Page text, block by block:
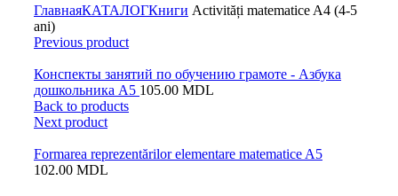
ГлавнаяКАТАЛОГКниги Activități matematice A4 (4-5
ani)
Previous product
Конспекты занятий по обучению грамоте - Азбука
дошкольника A5 105.00 MDL
Back to products
Next product
Formarea reprezentărilor elementare matematice A5
102.00 MDL